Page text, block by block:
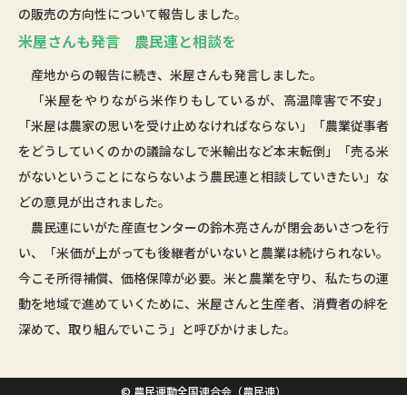
の販売の方向性について報告しました。
米屋さんも発言 農民連と相談を
産地からの報告に続き、米屋さんも発言しました。
「米屋をやりながら米作りもしているが、高温障害で不安」
「米屋は農家の思いを受け止めなければならない」「農業従事者
をどうしていくのかの議論なしで米輸出など本末転倒」「売る米
がないということにならないよう農民連と相談していきたい」な
どの意見が出されました。
農民連にいがた産直センターの鈴木亮さんが閉会あいさつを行
い、「米価が上がっても後継者がいないと農業は続けられない。
今こそ所得補償、価格保障が必要。米と農業を守り、私たちの運
動を地域で進めていくために、米屋さんと生産者、消費者の絆を
深めて、取り組んでいこう」と呼びかけました。
© 農民運動全国連合会（農民連）